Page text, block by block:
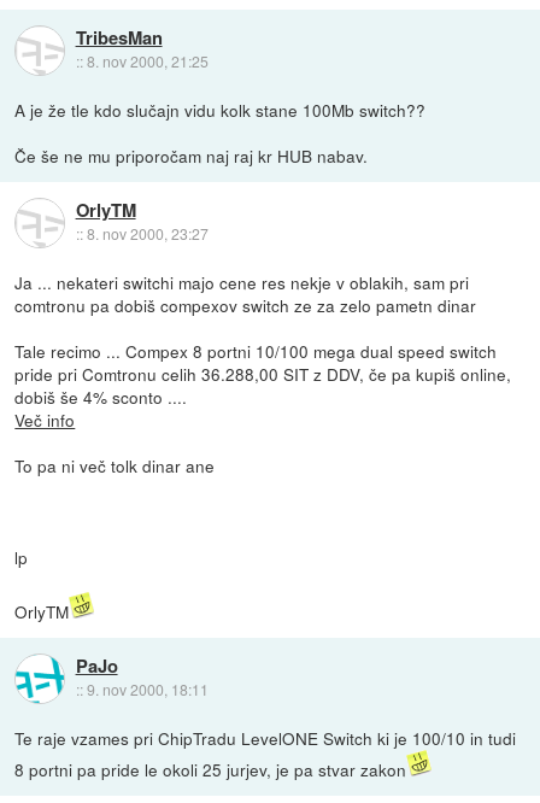
TribesMan
::8. nov 2000, 21:25
A je že tle kdo slučajn vidu kolk stane 100Mb switch??
Če še ne mu priporočam naj raj kr HUB nabav.
OrlyTM
::8. nov 2000, 23:27
Ja ... nekateri switchi majo cene res nekje v oblakih, sam pri
comtronu pa dobiš compexov switch ze za zelo pametn dinar
Tale recimo ... Compex 8 portni 10/100 mega dual speed switch
pride pri Comtronu celih 36.288,00 SIT z DDV, če pa kupiš online,
dobiš še 4% sconto ....
Več info
To pa ni več tolk dinar ane
lp
OrlyTM
PaJo
::9. nov 2000, 18:11
Te raje vzames pri ChipTradu LevelONE Switch ki je 100/10 in tudi
8 portni pa pride le okoli 25 jurjev, je pa stvar zakon